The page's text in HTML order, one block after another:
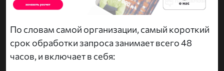
По словам самой организации, самый короткий
срок обработки запроса занимает всего 48
часов, и включает в себя: